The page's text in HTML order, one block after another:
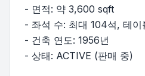
- 면적: 약 3,600 sqft
- 좌석 수: 최대 104석, 테이
- 건축 연도: 1956년
- 상태: ACTIVE (판매 중)